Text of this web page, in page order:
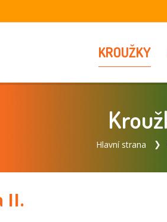
KROUŽKY
Hlavní strana
II.